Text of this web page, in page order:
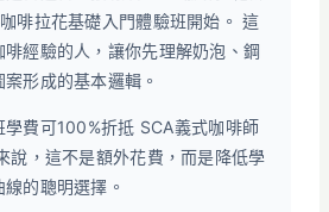
啡拉花基礎入門體驗班開始。 這
經驗的人，讓你先理解奶泡、鋼
形成的基本邏輯。
學費可100%折抵 SCA義式咖啡師
說，這不是額外花費，而是降低學
的聰明選擇。